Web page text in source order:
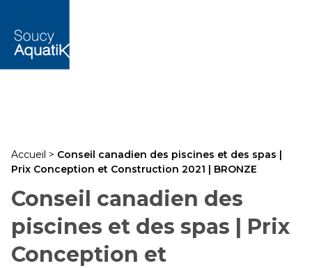
Accueil > Conseil canadien des piscines et des spas |
Prix Conception et Construction 2021 | BRONZE
Conseil canadien des
piscines et des spas | Prix
Conception et